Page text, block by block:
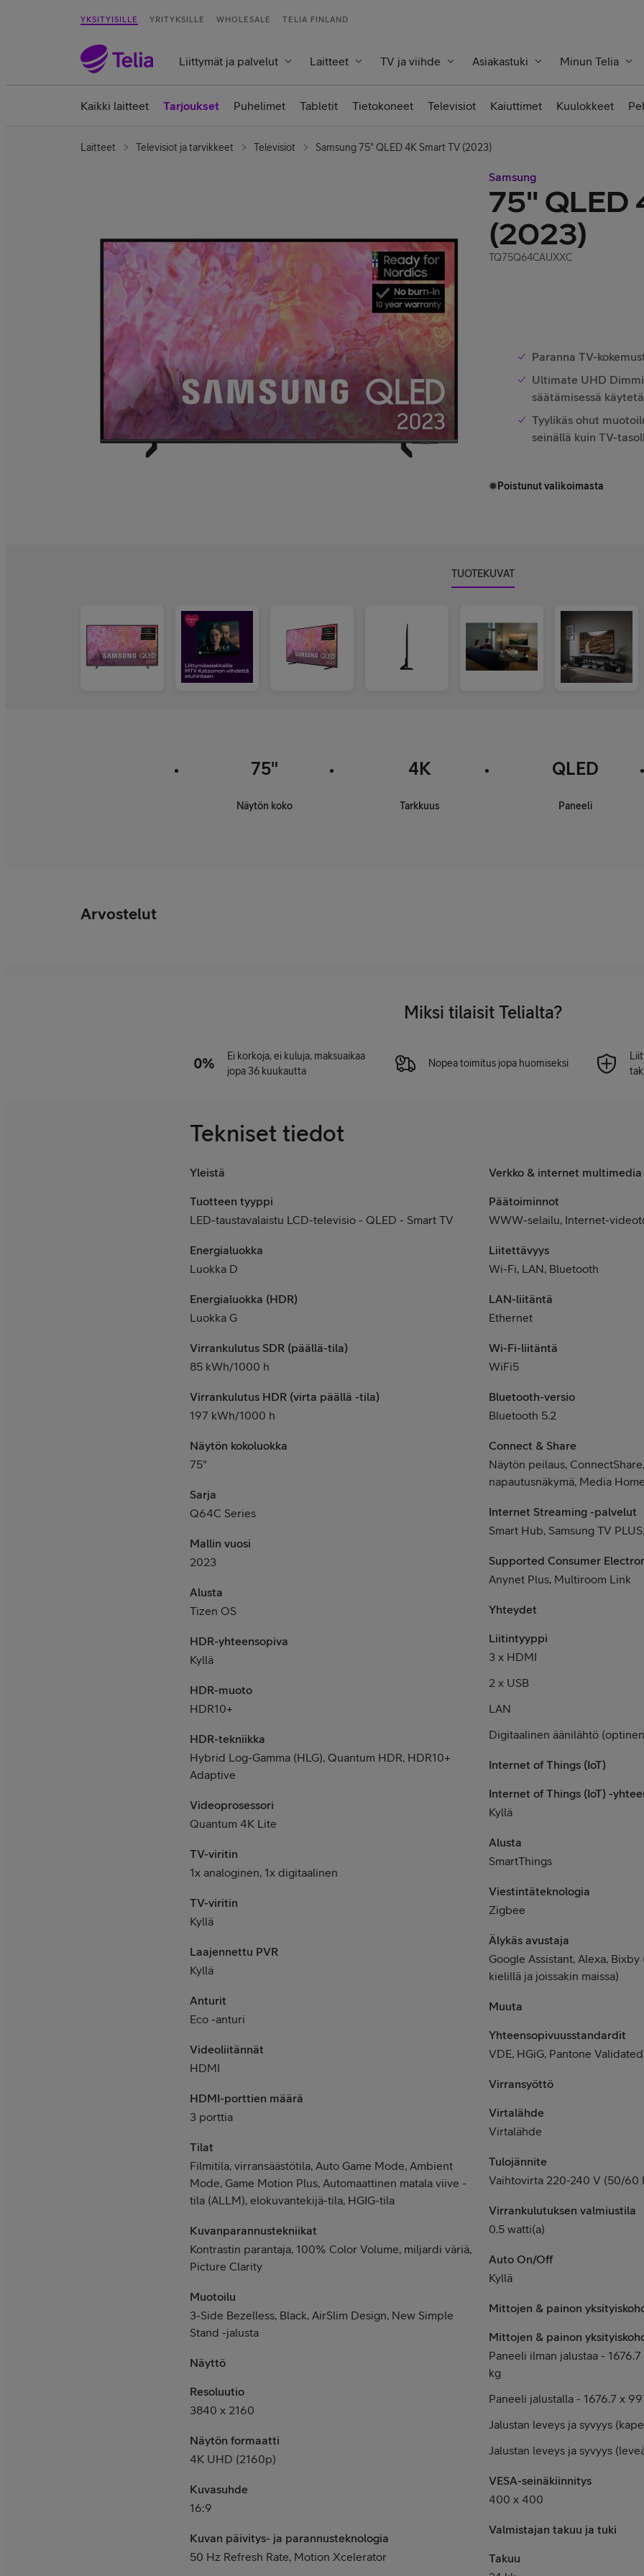
YKSITYISILLE YRITYKSILLE WHOLESALE TELIA FINLAND
Liittymät ja palvelut Laitteet TV ja viihde Asiakastuki Minun Telia
Kaikki laitteet Tarjoukset Puhelimet Tabletit Tietokoneet Televisiot Kaiuttimet Kuulokkeet
Laitteet Televisiot ja tarvikkeet Televisiot Samsung 75" QLED 4K Smart TV (2023)
Samsung
75" QLED
(2023)
TQ75Q64CAUXXC
Paranna TV-
Ultimate UHD
säätämisessä
Tyylikäs ohut
seinällä kuin TV-
Poistunut valikoimasta
TUOTEKUVAT
75"
Näytön koko
4K
Tarkkuus
QLED
Paneeli
Arvostelut
Miksi tilaisit Telialta?
Ei korkoja, ei kuluja, maksuaikaa
jopa 36 kuukautta
Nopea toimitus jopa huomiseksi
Tekniset tiedot
Yleistä
Tuotteen tyyppi
LED-taustavalaistu LCD-televisio - QLED - Smart TV
Energialuokka
Luokka D
Energialuokka (HDR)
Luokka G
Virrankulutus SDR (päällä-tila)
85 kWh/1000 h
Virrankulutus HDR (virta päällä -tila)
197 kWh/1000 h
Näytön kokoluokka
75"
Sarja
Q64C Series
Mallin vuosi
2023
Alusta
Tizen OS
HDR-yhteensopiva
Kyllä
HDR-muoto
HDR10+
HDR-tekniikka
Hybrid Log-Gamma (HLG), Quantum HDR, HDR10+
Adaptive
Videoprosessori
Quantum 4K Lite
TV-viritin
1x analoginen, 1x digitaalinen
TV-viritin
Kyllä
Laajennettu PVR
Kyllä
Anturit
Eco -anturi
Videoliitännät
HDMI
HDMI-porttien määrä
3 porttia
Tilat
Filmitila, virransäästötila, Auto Game Mode, Ambient
Mode, Game Motion Plus, Automaattinen matala viive -
tila (ALLM), elokuvantekijä-tila, HGIG-tila
Kuvanparannustekniikat
Kontrastin parantaja, 100% Color Volume, miljardi väriä,
Picture Clarity
Muotoilu
3-Side Bezelless, Black, AirSlim Design, New Simple
Stand -jalusta
Näyttö
Resoluutio
3840 x 2160
Näytön formaatti
4K UHD (2160p)
Kuvasuhde
16:9
Kuvan päivitys- ja parannusteknologia
50 Hz Refresh Rate, Motion Xcelerator
Verkko & internet multimedia
Päätoiminnot
WWW-selailu, Internet-
Liitettävyys
Wi-Fi, LAN, Bluetooth
LAN-liitäntä
Ethernet
Wi-Fi-liitäntä
WiFi5
Bluetooth-versio
Bluetooth 5.2
Connect & Share
Näytön peilaus,
napautusnäkymä, Media
Internet Streaming -palvelut
Smart Hub, Samsung TV
Supported Consumer
Anynet Plus, Multiroom Link
Yhteydet
Liitintyyppi
3 x HDMI
2 x USB
LAN
Digitaalinen äänilähtö
Internet of Things (IoT)
Internet of Things (IoT) -
Kyllä
Alusta
SmartThings
Viestintäteknologia
Zigbee
Älykäs avustaja
Google Assistant, Alexa,
kielillä ja joissakin maissa)
Muuta
Yhteensopivuusstandardit
VDE, HGiG, Pantone Validated
Virransyöttö
Virtalähde
Virtalähde
Tulojännite
Vaihtovirta 220-240 V (50/60
Virrankulutuksen valmiustila
0.5 watti(a)
Auto On/Off
Kyllä
Mittojen & painon
Mittojen & painon
Paneeli ilman jalustaa -
kg
Paneeli jalustalla - 1676.7 x
Jalustan leveys ja syvyys
Jalustan leveys ja syvyys
VESA-seinäkiinnitys
400 x 400
Valmistajan takuu ja tuki
Takuu